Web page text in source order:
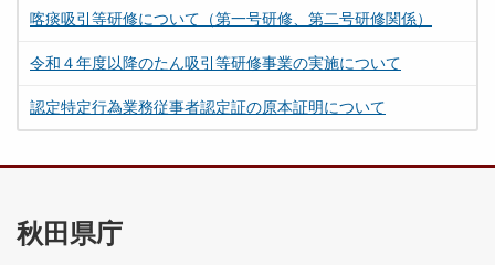
喀痰吸引等研修について（第一号研修、第二号研修関係）
令和４年度以降のたん吸引等研修事業の実施について
認定特定行為業務従事者認定証の原本証明について
秋田県庁